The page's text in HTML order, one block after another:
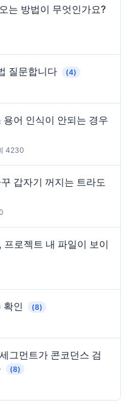
는 방법이 무엇인가요?
질문합니다
(4)
어 인식이 안되는 경우
4230
갑자기 꺼지는 트라도
로젝트 내 파일이 보이
확인
(8)
그먼트가 콘코던스 검
(8)